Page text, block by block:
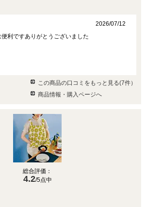
2026/07/12
利ですありがとうございました
この商品の口コミをもっと見る(7件）
商品情報・購入ページへ
総合評価：
4.2/5点中